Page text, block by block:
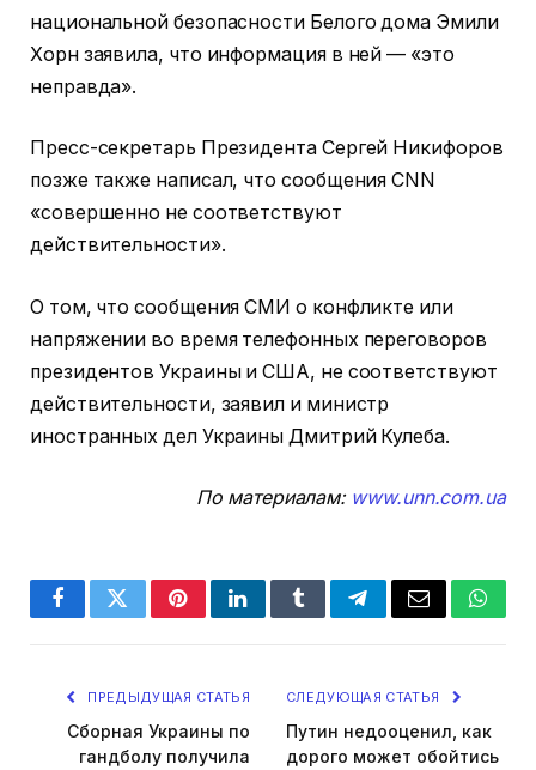
национальной безопасности Белого дома Эмили
Хорн заявила, что информация в ней — «это
неправда».
Пресс-секретарь Президента Сергей Никифоров
позже также написал, что сообщения CNN
«совершенно не соответствуют
действительности».
О том, что сообщения СМИ о конфликте или
напряжении во время телефонных переговоров
президентов Украины и США, не соответствуют
действительности, заявил и министр
иностранных дел Украины Дмитрий Кулеба.
По материалам: www.unn.com.ua
FacebookTwitterPinterestLinkedInTumblrTelegramEmail
ПРЕДЫДУЩАЯ СТАТЬЯ
Сборная Украины по
гандболу получила
СЛЕДУЮЩАЯ СТАТЬЯ
Путин недооценил, как
дорого может обойтись